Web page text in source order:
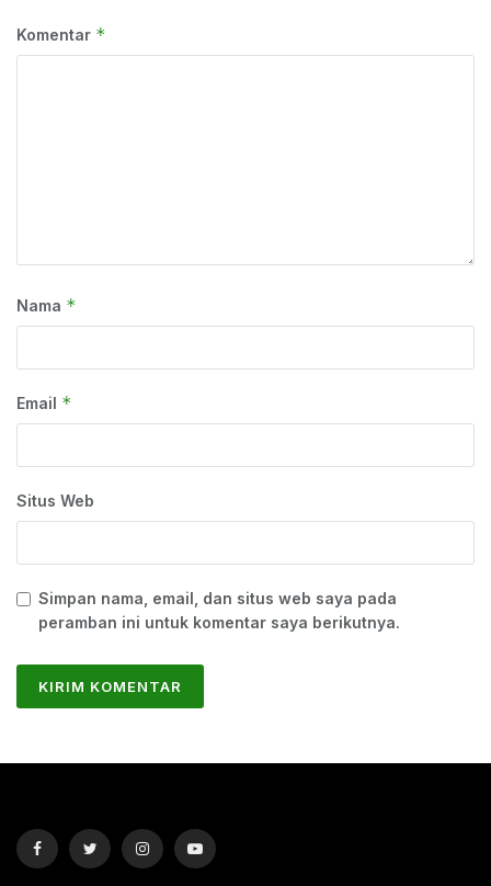
Komentar *
Nama *
Email *
Situs Web
Simpan nama, email, dan situs web saya pada
peramban ini untuk komentar saya berikutnya.